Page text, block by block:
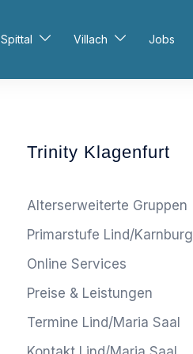
Spittal Villach Jobs
Trinity Klagenfurt
Alterserweiterte Gruppen
Primarstufe Lind/Karnburg
Online Services
Preise & Leistungen
Termine Lind/Maria Saal